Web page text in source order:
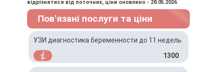
відрізнятися від поточних, ціни оновлено - 28.05.2026
Пов'язані послуги та ціни
УЗИ диагностика беременности до 11 недель
1300